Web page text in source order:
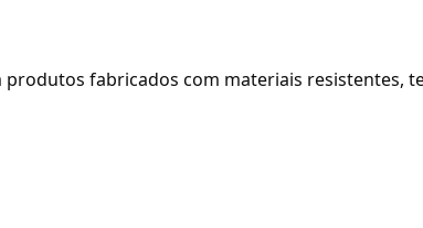
produtos fabricados com materiais resistentes,